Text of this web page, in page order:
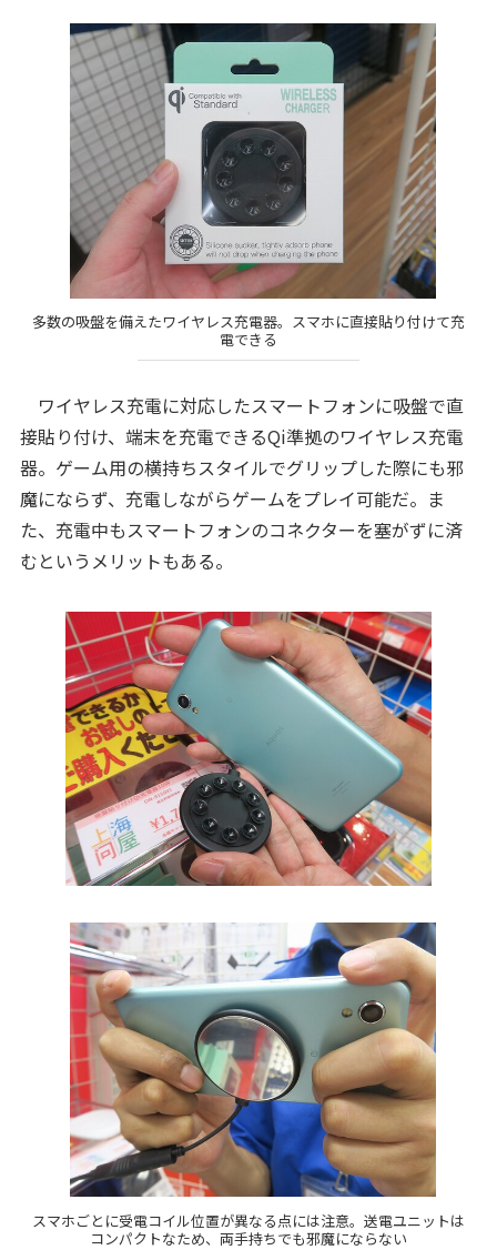
多数の吸盤を備えたワイヤレス充電器。スマホに直接貼り付けて充
電できる
ワイヤレス充電に対応したスマートフォンに吸盤で直
接貼り付け、端末を充電できるQi準拠のワイヤレス充電
器。ゲーム用の横持ちスタイルでグリップした際にも邪
魔にならず、充電しながらゲームをプレイ可能だ。ま
た、充電中もスマートフォンのコネクターを塞がずに済
むというメリットもある。
スマホごとに受電コイル位置が異なる点には注意。送電ユニットは
コンパクトなため、両手持ちでも邪魔にならない